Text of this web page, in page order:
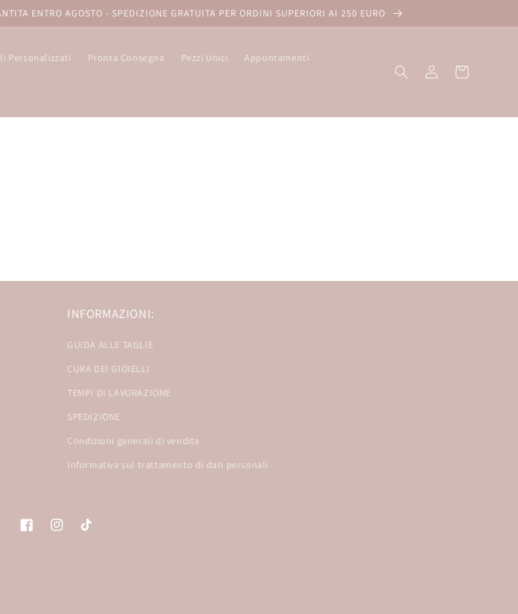
ENTRO AGOSTO - SPEDIZIONE GRATUITA PER ORDINI SUPERIORI AI 250 EURO
Personalizzati Pronta Consegna Pezzi Unici Appuntamenti
Carrello
INFORMAZIONI:
GUIDA ALLE TAGLIE
CURA DEI GIOIELLI
TEMPI DI LAVORAZIONE
SPEDIZIONE
Condizioni generali di vendita
Informativa sul trattamento di dati personali
FacebookInstagramTikTok